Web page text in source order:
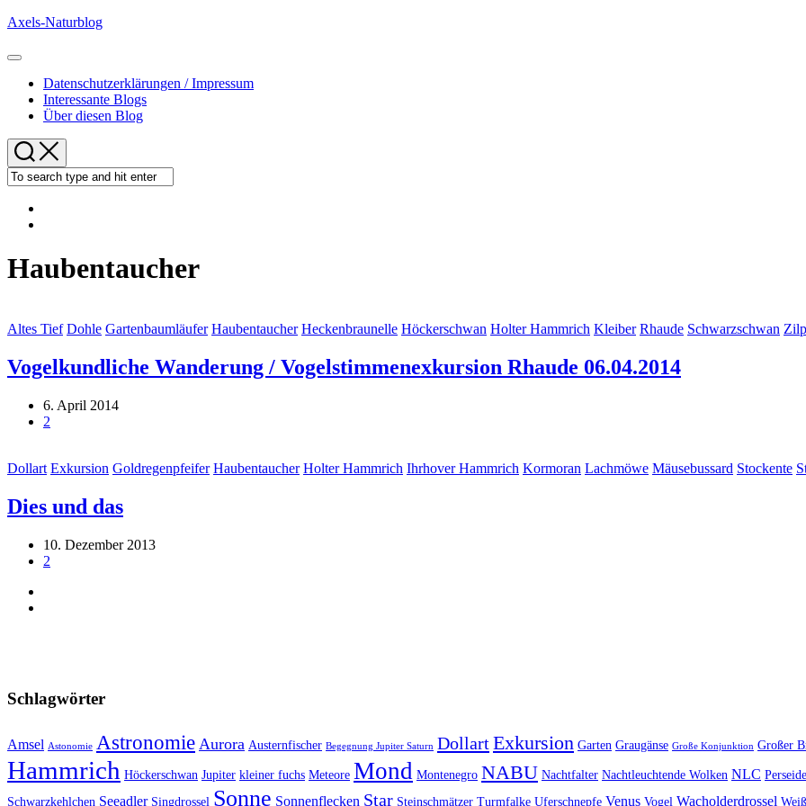
Skip
content
Axels-Naturblog
Expand
Datenschutzerklärungen / Impressum
Interessante Blogs
Über diesen Blog
Haubentaucher
Altes Tief Dohle Gartenbaumläufer Haubentaucher Heckenbraunelle Höckerschwan Holter Hammrich Kleiber Rhaude Schwarzschwan
Vogelkundliche Wanderung / Vogelstimmenexkursion Rhaude 06.04.2014
6. April 2014
2
Dollart Exkursion Goldregenpfeifer Haubentaucher Holter Hammrich Ihrhover Hammrich Kormoran Lachmöwe Mäusebussard Stockente
Dies und das
10. Dezember 2013
2
Schlagwörter
Amsel Astonomie Astronomie Aurora Austernfischer Begegnung Jupiter Saturn DollartExkursion Garten Graugänse Große Konjunktion Großer
Hammrich Höckerschwan Jupiter kleiner fuchs Meteore Mond Montenegro NABU Nachtfalter Nachtleuchtende Wolken NLC
Schwarzkehlchen Seeadler Singdrossel Sonne Sonnenflecken Star Steinschmätzer Turmfalke Uferschnepfe Venus Vogel Wacholderdrossel